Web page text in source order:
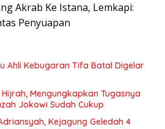
Akrab Ke Istana, Lemkapi:
Penyuapan
Ahli Kebugaran Tifa Batal Digelar
Mengungkapkan Tugasnya
Jokowi Sudah Cukup
Kejagung Geledah 4